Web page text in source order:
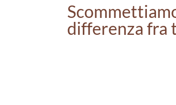
differenza fra